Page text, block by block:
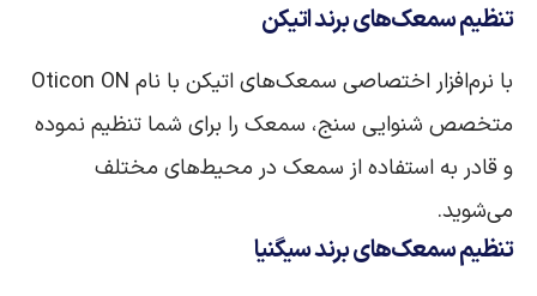
تنظیم سمعک‌هایبرند اتیکن
با نرم‌افزار اختصاصی سمعک‌های اتیکن با نام Oticon ON
متخصص شنوایی سنج، سمعک را برای شما تنظیم نموده
و قادر به استفاده از سمعک در محیط‌های مختلف
می‌شوید.
تنظیم سمعک‌هایبرندسیگنیا